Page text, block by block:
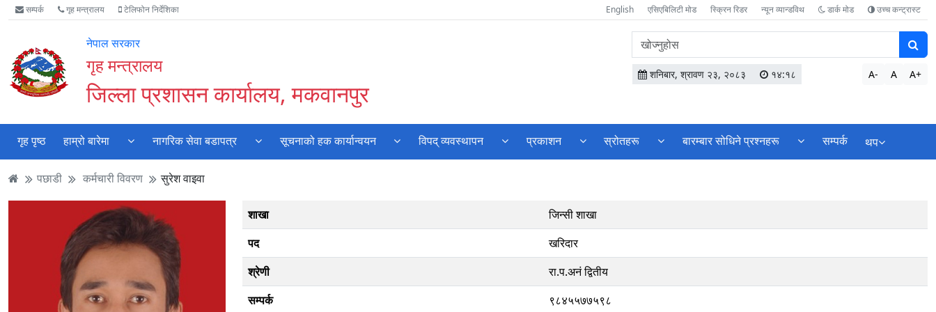
Accessibility
Mode
गर्नुहोस्
मुख्य
सामाग्री
मुख्य
नेभिगेसन
वेबसाइट
खोजमा
सम्पर्क गृह मन्त्रालय टेलिफोन निर्देशिका English एसिएबिलिटी मोड स्क्रिन रिडर न्यून व्यान्डविथ डार्क मोड उच्च कन्ट्रास्ट
नेपाल सरकार
गृह मन्त्रालय
जिल्ला प्रशासन कार्यालय, मकवानपुर
वेबसाइटमा
सामग्री
खोज्नुहोस
शनिबार, श्रावण २३, २०८३ १४:१८ A- A A+
गृह पृष्ठ हाम्रो बारेमा नागरिक सेवा बडापत्र सूचनाको हक कार्यान्वयन विपद् व्यवस्थापन प्रकाशन स्रोतहरू बारम्बार सोधिने प्रश्नहरू सम्पर्क थप
पछाडी कर्मचारी विवरण सुरेश वाइवा
शाखा
जिन्सी शाखा
पद
खरिदार
श्रेणी
रा.प.अनं द्वितीय
सम्पर्क
९८४५५७७५९८